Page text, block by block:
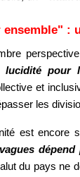
ensemble" :
pour
et
les
est encore
du pays ne